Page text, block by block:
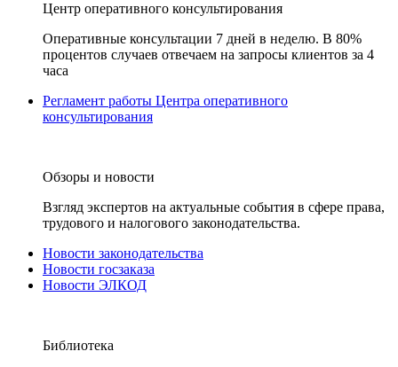
Центр оперативного консультирования
Оперативные консультации 7 дней в неделю. В 80%
процентов случаев отвечаем на запросы клиентов за 4
часа
Регламент работы Центра оперативного
консультирования
Обзоры и новости
Взгляд экспертов на актуальные события в сфере права,
трудового и налогового законодательства.
Новости законодательства
Новости госзаказа
Новости ЭЛКОД
Библиотека